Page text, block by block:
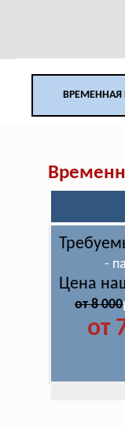
ВРЕМЕННАЯ
-
Цена
от 8 000
от